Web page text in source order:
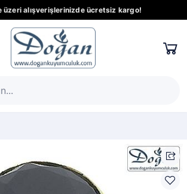
üzeri alışverişlerinizde ücretsiz kargo!